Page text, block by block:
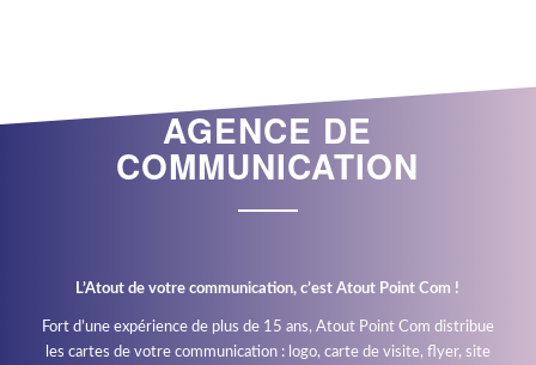
AGENCE DE
COMMUNICATION
L’Atout de votre communication, c’est Atout Point Com !
Fort d’une expérience de plus de 15 ans, Atout Point Com distribue
les cartes de votre communication : logo, carte de visite, flyer, site